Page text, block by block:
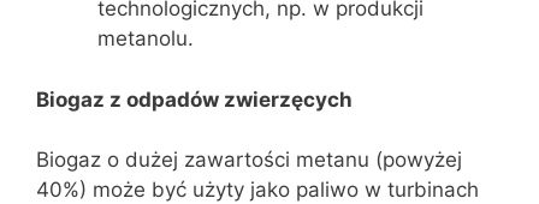
technologicznych, np. w produkcji
metanolu.
Biogaz z odpadów zwierzęcych
Biogaz o dużej zawartości metanu (powyżej
40%) może być użyty jako paliwo w turbinach